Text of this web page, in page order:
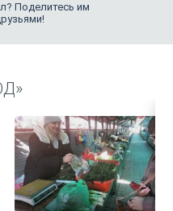
Поделитесь им